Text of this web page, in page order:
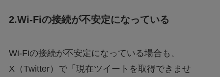
2.Wi-Fiの接続が不安定になっている
Wi-Fiの接続が不安定になっている場合も、
X（Twitter）で「現在ツイートを取得できませ